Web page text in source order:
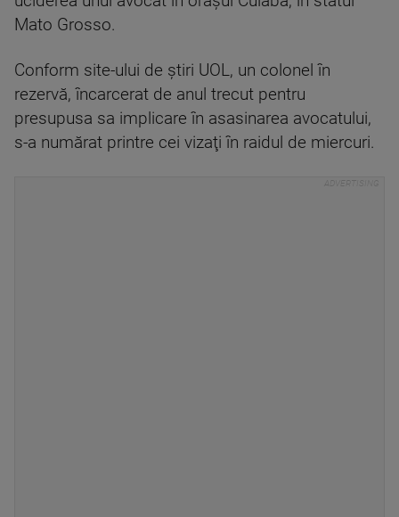
Mato Grosso.
Conform site-ului de ştiri UOL, un colonel în
rezervă, încarcerat de anul trecut pentru
presupusa sa implicare în asasinarea avocatului,
s-a numărat printre cei vizaţi în raidul de miercuri.